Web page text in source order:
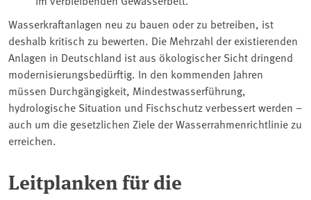
Wasserkraftanlagen neu zu bauen oder zu betreiben, ist
deshalb kritisch zu bewerten. Die Mehrzahl der existierenden
Anlagen in Deutschland ist aus ökologischer Sicht dringend
modernisierungsbedürftig. In den kommenden Jahren
müssen Durchgängigkeit, Mindestwasserführung,
hydrologische Situation und Fischschutz verbessert werden –
auch um die gesetzlichen Ziele der Wasserrahmenrichtlinie zu
erreichen.
Leitplanken für die